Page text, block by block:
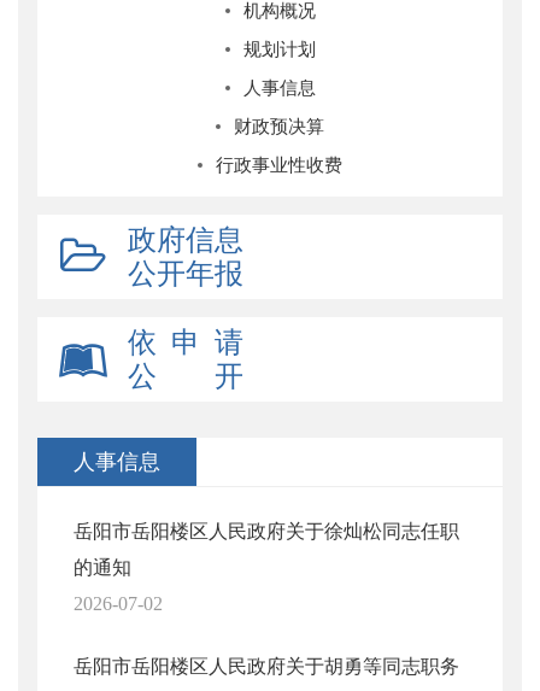
机构概况
规划计划
人事信息
财政预决算
行政事业性收费
政府信息
公开年报
依 申 请
公 开
人事信息
岳阳市岳阳楼区人民政府关于徐灿松同志任职
的通知
2026-07-02
岳阳市岳阳楼区人民政府关于胡勇等同志职务